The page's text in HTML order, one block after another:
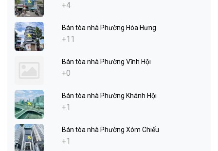
+4
Bán tòa nhà Phường Hòa Hưng
+11
Bán tòa nhà Phường Vĩnh Hội
+0
Bán tòa nhà Phường Khánh Hội
+1
Bán tòa nhà Phường Xóm Chiếu
+1